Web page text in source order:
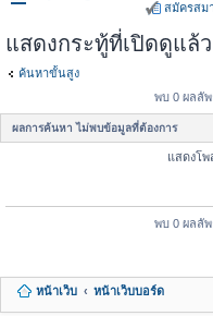
สมัครสม
แสดงกระทู้ที่เปิดดูแล้ว
ค้นหาขั้นสูง
พบ 0 ผลลัพ
ผลการค้นหา ไม่พบข้อมูลที่ต้องการ
แสดงโพ
พบ 0 ผลลัพ
หน้าเว็บ หน้าเว็บบอร์ด